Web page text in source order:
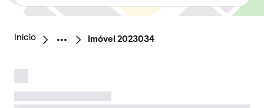
Início Imóvel 2023034